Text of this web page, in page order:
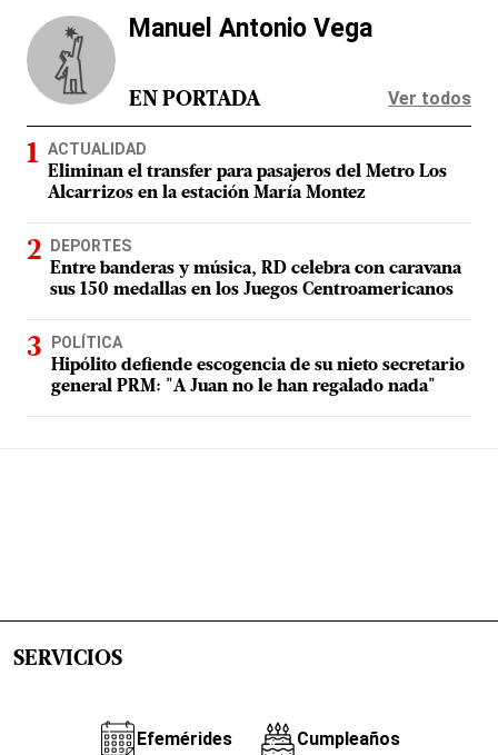
Manuel Antonio Vega
EN PORTADA Ver todos
ACTUALIDAD
Eliminan el transfer para pasajeros del Metro Los
Alcarrizos en la estación María Montez
DEPORTES
Entre banderas y música, RD celebra con caravana
sus 150 medallas en los Juegos Centroamericanos
POLÍTICA
Hipólito defiende escogencia de su nieto secretario
general PRM: "A Juan no le han regalado nada"
SERVICIOS
Efemérides Cumpleaños